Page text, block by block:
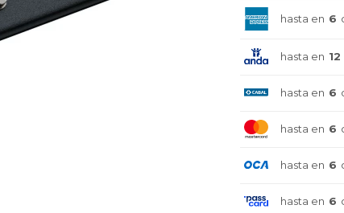
hasta en 6
hasta en 12
hasta en 6
hasta en 6
hasta en 6
hasta en 6